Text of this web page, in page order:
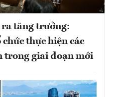
ra tăng trưởng:
thực hiện các
trong giai đoạn mới